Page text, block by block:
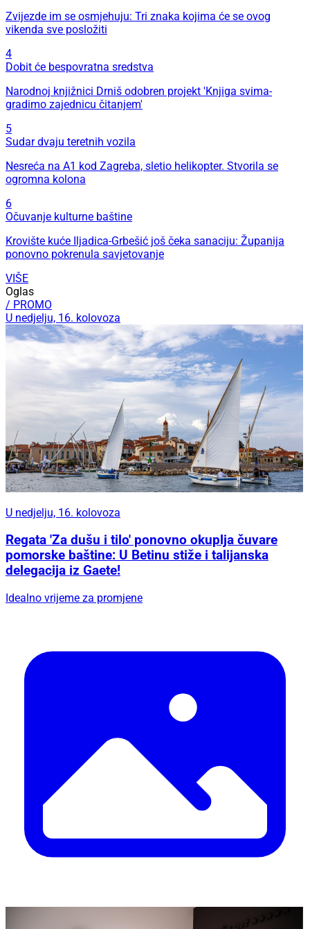
Zvijezde im se osmjehuju: Tri znaka kojima će se ovog
vikenda sve posložiti
4
Dobit će bespovratna sredstva
Narodnoj knjižnici Drniš odobren projekt 'Knjiga svima-
gradimo zajednicu čitanjem'
5
Sudar dvaju teretnih vozila
Nesreća na A1 kod Zagreba, sletio helikopter. Stvorila se
ogromna kolona
6
Očuvanje kulturne baštine
Krovište kuće Iljadica-Grbešić još čeka sanaciju: Županija
ponovno pokrenula savjetovanje
VIŠE
Oglas
/ PROMO
U nedjelju, 16. kolovoza
U nedjelju, 16. kolovoza
Regata 'Za dušu i tilo' ponovno okuplja čuvare
pomorske baštine: U Betinu stiže i talijanska
delegacija iz Gaete!
Idealno vrijeme za promjene